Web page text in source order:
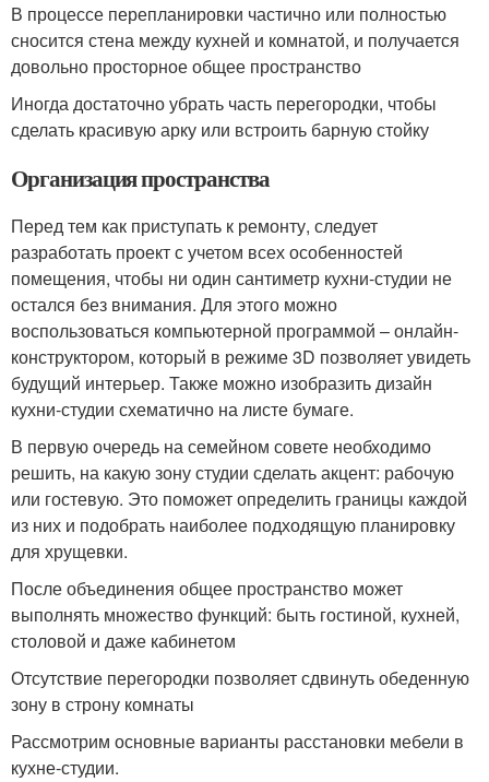
В процессе перепланировки частично или полностью
сносится стена между кухней и комнатой, и получается
довольно просторное общее пространство
Иногда достаточно убрать часть перегородки, чтобы
сделать красивую арку или встроить барную стойку
Организация пространства
Перед тем как приступать к ремонту, следует
разработать проект с учетом всех особенностей
помещения, чтобы ни один сантиметр кухни-студии не
остался без внимания. Для этого можно
воспользоваться компьютерной программой – онлайн-
конструктором, который в режиме 3D позволяет увидеть
будущий интерьер. Также можно изобразить дизайн
кухни-студии схематично на листе бумаге.
В первую очередь на семейном совете необходимо
решить, на какую зону студии сделать акцент: рабочую
или гостевую. Это поможет определить границы каждой
из них и подобрать наиболее подходящую планировку
для хрущевки.
После объединения общее пространство может
выполнять множество функций: быть гостиной, кухней,
столовой и даже кабинетом
Отсутствие перегородки позволяет сдвинуть обеденную
зону в строну комнаты
Рассмотрим основные варианты расстановки мебели в
кухне-студии.